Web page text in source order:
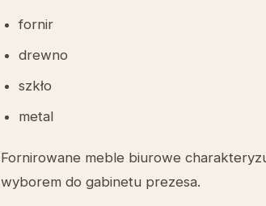
fornir
drewno
szkło
metal
Fornirowane meble biurowe
wyborem do gabinetu prezesa.